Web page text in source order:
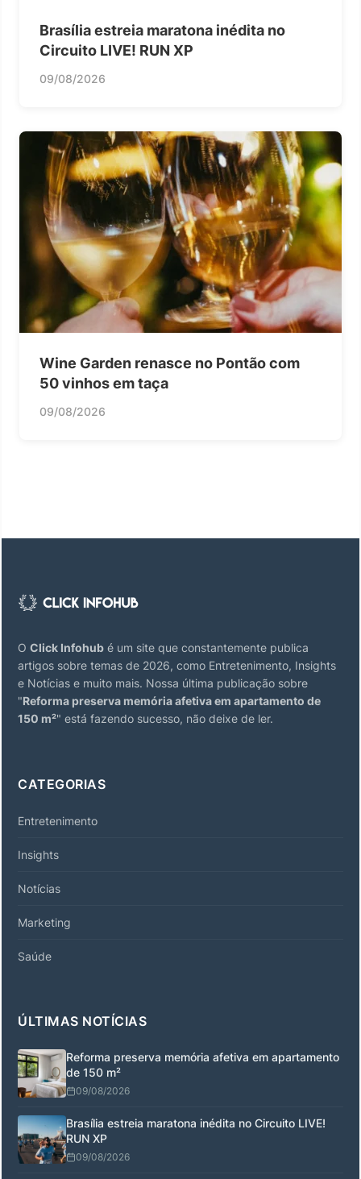
Brasília estreia maratona inédita no
Circuito LIVE! RUN XP
09/08/2026
Wine Garden renasce no Pontão com
50 vinhos em taça
09/08/2026
O Click Infohub é um site que constantemente publica
artigos sobre temas de 2026, como Entretenimento, Insights
e Notícias e muito mais. Nossa última publicação sobre
"Reforma preserva memória afetiva em apartamento de
150 m²" está fazendo sucesso, não deixe de ler.
CATEGORIAS
Entretenimento
Insights
Notícias
Marketing
Saúde
ÚLTIMAS NOTÍCIAS
Reforma preserva memória afetiva em apartamento
de 150 m²
09/08/2026
Brasília estreia maratona inédita no Circuito LIVE!
RUN XP
09/08/2026